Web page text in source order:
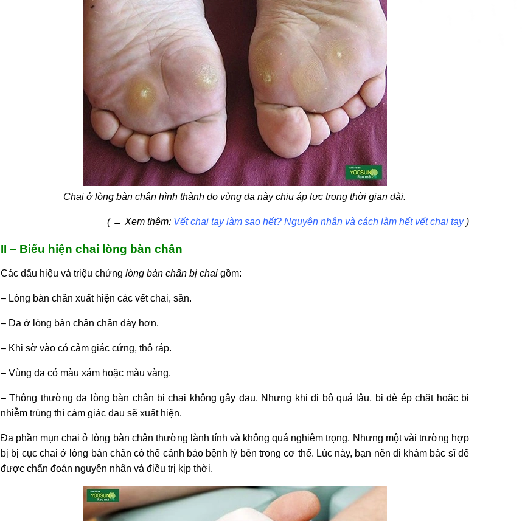
Chai ở lòng bàn chân hình thành do vùng da này chịu áp lực trong thời gian dài.
( → Xem thêm: Vết chai tay làm sao hết? Nguyên nhân và cách làm hết vết chai tay)
II – Biểu hiện chai lòng bàn chân
Các dấu hiệu và triệu chứng lòng bàn chân bị chai gồm:
– Lòng bàn chân xuất hiện các vết chai, sần.
– Da ở lòng bàn chân chân dày hơn.
– Khi sờ vào có cảm giác cứng, thô ráp.
– Vùng da có màu xám hoặc màu vàng.
– Thông thường da lòng bàn chân bị chai không gây đau. Nhưng khi đi bộ quá lâu, bị đè ép chặt hoặc bị
nhiễm trùng thì cảm giác đau sẽ xuất hiện.
Đa phần mụn chai ở lòng bàn chân thường lành tính và không quá nghiêm trọng. Nhưng một vài trường hợp
bị bị cục chai ở lòng bàn chân có thể cảnh báo bệnh lý bên trong cơ thể. Lúc này, bạn nên đi khám bác sĩ để
được chẩn đoán nguyên nhân và điều trị kịp thời.